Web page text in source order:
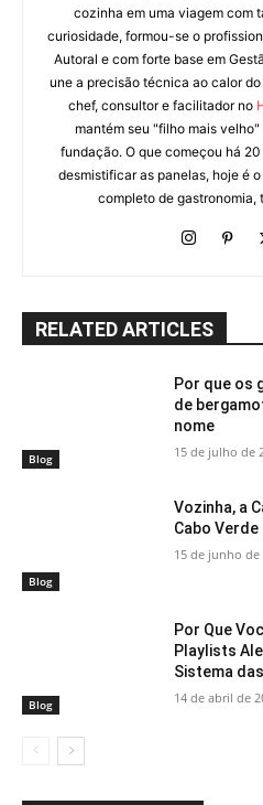
cozinha em uma viagem com
curiosidade, formou-se o
Autoral e com forte base em
une a precisão técnica ao calor
chef, consultor e facilitador no
mantém seu "filho mais
fundação. O que começou há
desmistificar as panelas, hoje é
completo de gastronomia,
RELATED ARTICLES
Blog
Por que os
de
nome
15 de julho de
Blog
Vozinha, a
Cabo Verde
15 de junho de
Blog
Por Que
Playlists
Sistema
14 de abril de